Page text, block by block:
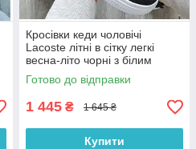
Кросівки кеди чоловічі
Lacoste літні в сітку легкі
весна-літо чорні з білим
Туреччини. Живе фото
Готово до відправки
1 445 ₴ 1 645 ₴
Купити